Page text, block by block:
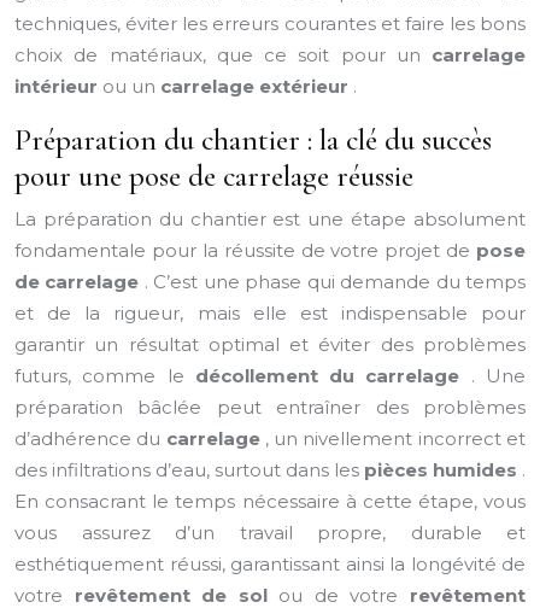
techniques, éviter les erreurs courantes et faire les bons
choix de matériaux, que ce soit pour un carrelage
intérieur ou un carrelage extérieur .
Préparation du chantier : la clé du succès
pour une pose de carrelage réussie
La préparation du chantier est une étape absolument
fondamentale pour la réussite de votre projet de pose
de carrelage . C’est une phase qui demande du temps
et de la rigueur, mais elle est indispensable pour
garantir un résultat optimal et éviter des problèmes
futurs, comme le décollement du carrelage . Une
préparation bâclée peut entraîner des problèmes
d’adhérence du carrelage , un nivellement incorrect et
des infiltrations d’eau, surtout dans les pièces humides .
En consacrant le temps nécessaire à cette étape, vous
vous assurez d’un travail propre, durable et
esthétiquement réussi, garantissant ainsi la longévité de
votre revêtement de sol ou de votre revêtement